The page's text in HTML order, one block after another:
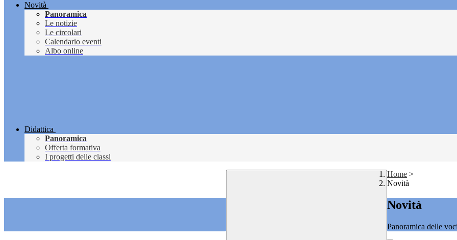
Novità
Panoramica
Le notizie
Le circolari
Calendario eventi
Albo online
Didattica
Panoramica
Offerta formativa
I progetti delle classi
Home >
Novità
Novità
Panoramica delle